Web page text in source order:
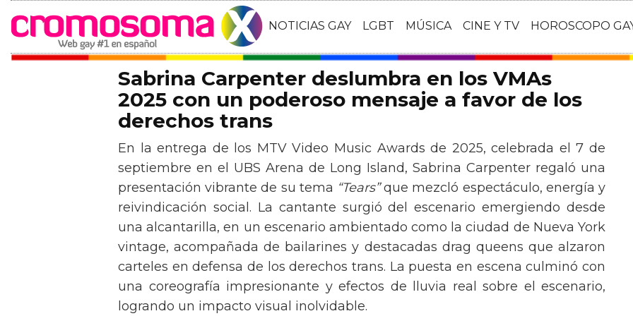
NOTICIAS GAY LGBT MÚSICA CINE Y TV HOROSCOPO
Sabrina Carpenter deslumbra en los VMAs
2025 con un poderoso mensaje a favor de los
derechos trans
En la entrega de los MTV Video Music Awards de 2025, celebrada el 7 de
septiembre en el UBS Arena de Long Island, Sabrina Carpenter regaló una
presentación vibrante de su tema “Tears”que mezcló espectáculo, energía y
reivindicación social. La cantante surgió del escenario emergiendo desde
una alcantarilla, en un escenario ambientado como la ciudad de Nueva York
vintage, acompañada de bailarines y destacadas drag queens que alzaron
carteles en defensa de los derechos trans. La puesta en escena culminó con
una coreografía impresionante y efectos de lluvia real sobre el escenario,
logrando un impacto visual inolvidable.